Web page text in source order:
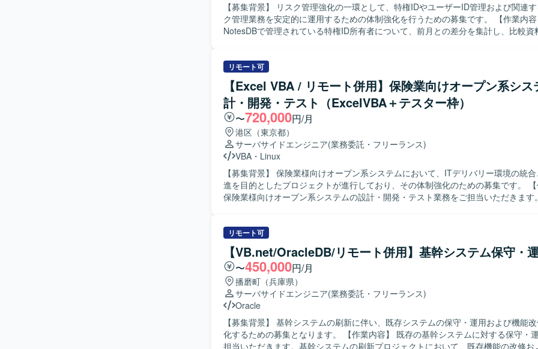
【募集背景】 リスク管理強化の一環として、特権IDやユーザーID管理および関連
ク管理業務を安定的に運用するための体制強化を行うための募集です。 【作業内容】 ・
NotesDBで管理されている特権ID所有者について、前月との差分を集計し、比較資
しと、対象サーバーの一覧作成を行います。 ・本稼働したサーバーのNotesDB登
を実施したサーバーのNotesDB削除対応を行います。 ・サーバーから取得したID
NotesDBの登録内容との整合性チェックを行い、不整合があった場合の調査および
対応を実施いたします。 【求める人物像】 ・丁寧かつ正確にデータを扱い、地道な検証作業に
も責任感を持って取り組んでいただける方を求めています。 ・関係者と円滑にコ
ョンを取りながら、状況報告や相談を適切に行っていただける方を歓迎いたします。 【ポ
ョンの魅力】 ・特権ID管理やセキュリティパッチ適用など、リスク管理領域の実
ンフラ運用・セキュリティに関する知見を深めていただけます。 ・NotesDBやバ
Excelマクロなどを活用した運用自動化・効率化の経験を積むことができます。 【開発環境】
・NotesDB ・Excelマクロ、Lotusスクリプト
リモート可
【Excel VBA / リモート併用】保険業向けオープン系シス
計・開発・テスト（ExcelVBA＋テスター枠）
〜720,000円/月
港区（東京都）
サーバサイドエンジニア(業務委託・フリーランス)
VBA ・ Linux
【募集背景】 保険業様向けオープン系システムにおいて、ITデリバリー環境の統
進を目的としたプロジェクトが進行しており、その体制強化のための募集です。 【作業内容】
保険業様向けオープン系システムの設計・開発・テスト業務をご担当いただきます
プリントテストへの参画を通じて品質向上に貢献していただきます。 【求める人物像】 生命保
険分野の業務知識を活かしながら、アジャイル開発環境で主体的に設計・開発・テ
組んでいただける方を求めています。Excel VBAなど既存のスキルを活かしつつ、
スや品質向上に意欲的に取り組んでいただける方です。 【ポジションの魅力】 保険業界向けの
オープン系システム開発に携わることで、ドメイン知識とアジャイル開発の経験を
ていただけます。設計・開発からテストまで一連の工程に関わることで、アプリケ
ペシャリストとしてのスキルを幅広く磨いていただけます。 【開発環境】 Excel VBAを用いた
開発環境を中心に、Linux環境などのオープン系技術を組み合わせたシステム開発
を実施します。
リモート可
【VB.net/OracleDB/リモート併用】基幹システム保守・
〜450,000円/月
播磨町（兵庫県）
サーバサイドエンジニア(業務委託・フリーランス)
Oracle
【募集背景】 基幹システムの刷新に伴い、既存システムの保守・運用および機能
化するための募集となります。 【作業内容】 既存の基幹システムに対する保守・運用業務をご
担当いただきます。基幹システムの刷新プロジェクトにおいて、既存機能の改修お